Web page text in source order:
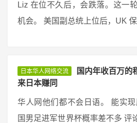
Liz 在位不久后，会跌落。这一
机会。 美国副总统上位后，UK
日本华人网络交流
国内年收百万的
来日本赚同
华人网他们都不会日语。 能实
国男足进军世界杯概率差不多 评